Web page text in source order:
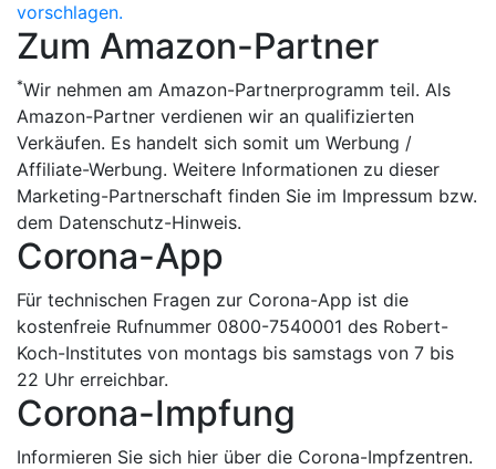
vorschlagen.
Zum Amazon-Partner
*Wir nehmen am Amazon-Partnerprogramm teil. Als
Amazon-Partner verdienen wir an qualifizierten
Verkäufen. Es handelt sich somit um Werbung /
Affiliate-Werbung. Weitere Informationen zu dieser
Marketing-Partnerschaft finden Sie im Impressum bzw.
dem Datenschutz-Hinweis.
Corona-App
Für technischen Fragen zur Corona-App ist die
kostenfreie Rufnummer 0800-7540001 des Robert-
Koch-Institutes von montags bis samstags von 7 bis
22 Uhr erreichbar.
Corona-Impfung
Informieren Sie sich hier über die Corona-Impfzentren.